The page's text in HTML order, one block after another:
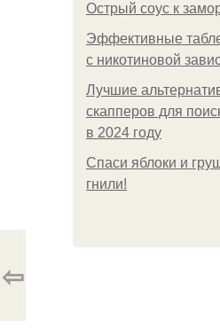
Острый соус к
Эффективные
с никотиновой
Лучшие
скапперов для
в 2024 году
Спаси яблоки и
гнили!
⇦